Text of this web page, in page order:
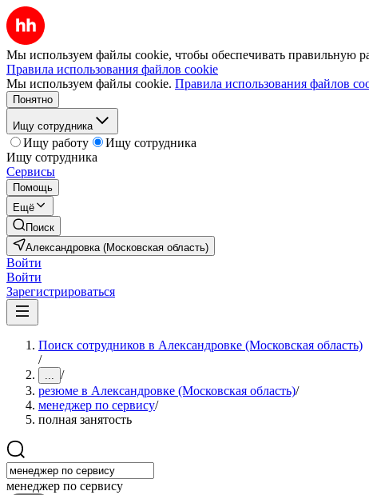
Мы используем файлы cookie, чтобы обеспечивать правильную
Правила использования файлов cookie
Мы используем файлы cookie. Правила использования файлов
Понятно
Ищу сотрудника
Ищу работу
Ищу сотрудника
Ищу сотрудника
Сервисы
Помощь
Ещё
Поиск
Александровка (Московская область)
Войти
Войти
Зарегистрироваться
Поиск сотрудников в Александровке (Московская область)
/
... /
резюме в Александровке (Московская область)/
менеджер по сервису/
полная занятость
менеджер по сервису